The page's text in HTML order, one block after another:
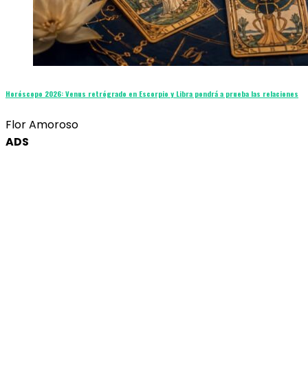
Horóscopo 2026: Venus retrógrado en Escorpio y Libra pondrá a prueba las relaciones
Flor Amoroso
ADS